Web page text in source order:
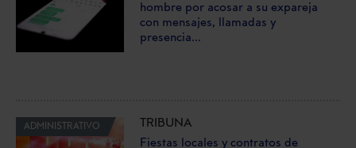
hombre por acosar a su expareja
con mensajes, llamadas y
presencia...
ADMINISTRATIVO
TRIBUNA
Fiestas locales y contratos de